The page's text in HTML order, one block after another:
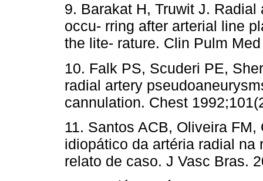
9. Barakat H, Truwit J.
occu- rring after arterial line
the lite- rature. Clin Pulm
10. Falk PS, Scuderi PE,
radial artery
cannula­tion. Chest
11. Santos ACB, Oliveira
idiopático da artéria radial na
relato de caso. J Vasc